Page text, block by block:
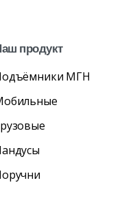
продукт
МГН